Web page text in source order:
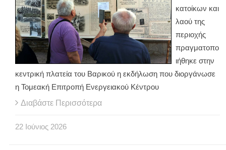
κατοίκων και
λαού της
περιοχής
πραγματοπο
ιήθηκε στην
κεντρική πλατεία του Βαρικού η εκδήλωση που διοργάνωσε
η Τομεακή Επιτροπή Ενεργειακού Κέντρου
Διαβάστε Περισσότερα
22 Ιούνιος 2026